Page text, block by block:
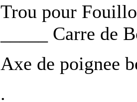
Trou pour
_____ Carre de
Axe de poignee
.